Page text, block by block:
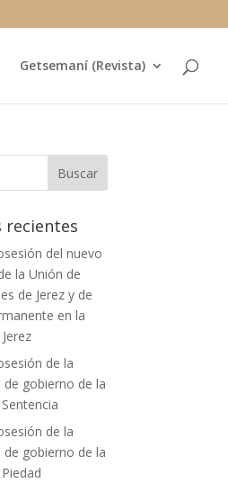
Getsemaní (Revista)
recientes
del nuevo
la Unión de
de Jerez y de
en la
de la
gobierno de la
de la
gobierno de la